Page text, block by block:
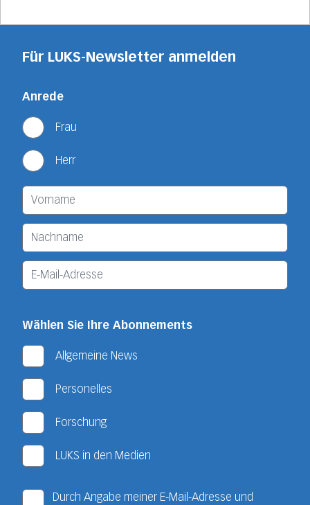
Für LUKS-Newsletter anmelden
Anrede
Frau
Herr
Wählen Sie Ihre Abonnements
Allgemeine News
Personelles
Forschung
LUKS in den Medien
Durch Angabe meiner E-Mail-Adresse und